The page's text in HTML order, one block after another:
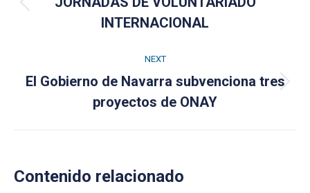
Previous
post:
INTERNACIONAL
NEXT
Next
post:
El Gobierno de Navarra subvenciona tres
proyectos de ONAY
Contenido relacionado